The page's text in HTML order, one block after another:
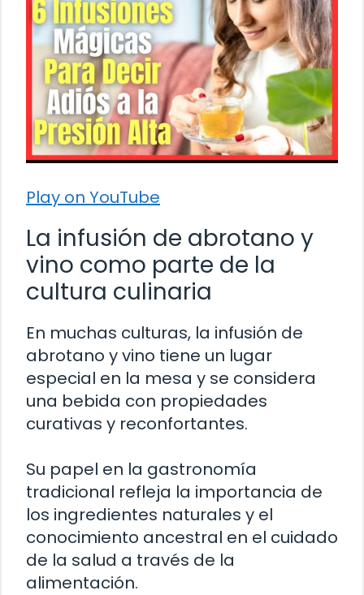
Play on YouTube
La infusión de abrotano y
vino como parte de la
cultura culinaria
En muchas culturas, la infusión de
abrotano y vino tiene un lugar
especial en la mesa y se considera
una bebida con propiedades
curativas y reconfortantes.
Su papel en la gastronomía
tradicional refleja la importancia de
los ingredientes naturales y el
conocimiento ancestral en el cuidado
de la salud a través de la
alimentación.